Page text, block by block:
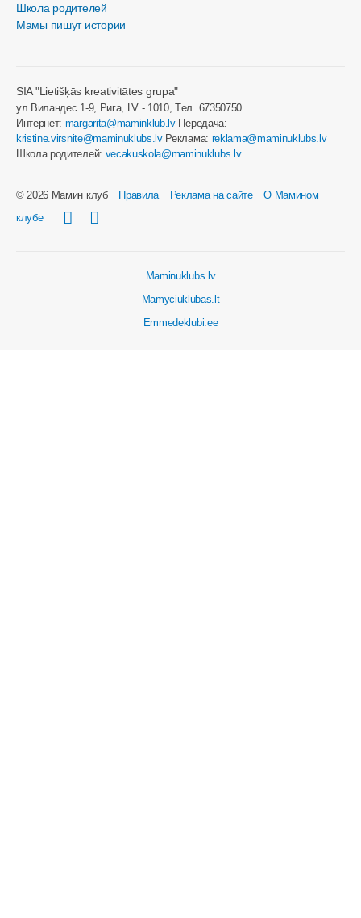
Школа родителей
Мамы пишут истории
SIA "Lietišķās kreativitātes grupa"
ул.Виландес 1-9, Рига, LV - 1010, Tел. 67350750
Интернет: margarita@maminklub.lvПередача:
kristine.virsnite@maminuklubs.lvРеклама: reklama@maminuklubs.lv
Школа родителей: vecakuskola@maminuklubs.lv
© 2026 Мамин клуб Правила Реклама на сайте
О Мамином
клубе
Maminuklubs.lv
Mamyciuklubas.lt
Emmedeklubi.ee